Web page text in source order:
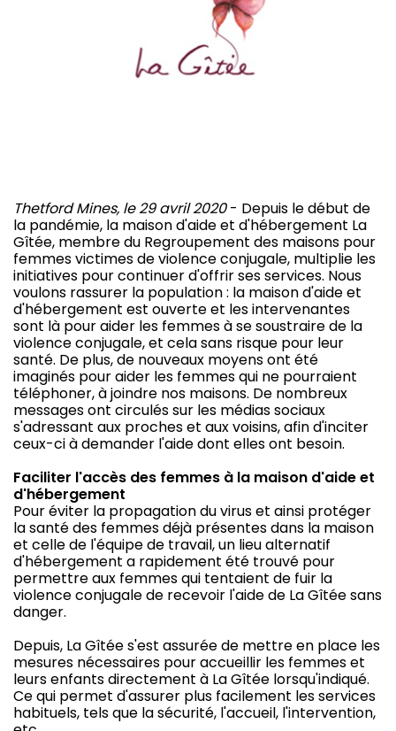
Thetford Mines, le 29 avril 2020- Depuis le début de
la pandémie, la maison d'aide et d'hébergement La
Gîtée, membre du Regroupement des maisons pour
femmes victimes de violence conjugale, multiplie les
initiatives pour continuer d'offrir ses services. Nous
voulons rassurer la population : la maison d'aide et
d'hébergement est ouverte et les intervenantes
sont là pour aider les femmes à se soustraire de la
violence conjugale, et cela sans risque pour leur
santé. De plus, de nouveaux moyens ont été
imaginés pour aider les femmes qui ne pourraient
téléphoner, à joindre nos maisons. De nombreux
messages ont circulés sur les médias sociaux
s'adressant aux proches et aux voisins, afin d'inciter
ceux-ci à demander l'aide dont elles ont besoin.
Faciliter l'accès des femmes à la maison d'aide et
d'hébergement
Pour éviter la propagation du virus et ainsi protéger
la santé des femmes déjà présentes dans la maison
et celle de l'équipe de travail, un lieu alternatif
d'hébergement a rapidement été trouvé pour
permettre aux femmes qui tentaient de fuir la
violence conjugale de recevoir l'aide de La Gîtée sans
danger.
Depuis, La Gîtée s'est assurée de mettre en place les
mesures nécessaires pour accueillir les femmes et
leurs enfants directement à La Gîtée lorsqu'indiqué.
Ce qui permet d'assurer plus facilement les services
habituels, tels que la sécurité, l'accueil, l'intervention,